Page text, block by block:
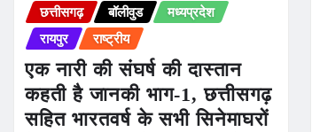
छत्तीसगढ़ बॉलीवुड
मध्यप्रदेश
रायपुर
राष्ट्रीय
एक नारी की संघर्ष की दास्तान
कहती है जानकी भाग-1, छत्तीसगढ़
सहित भारतवर्ष के सभी सिनेमाघरों